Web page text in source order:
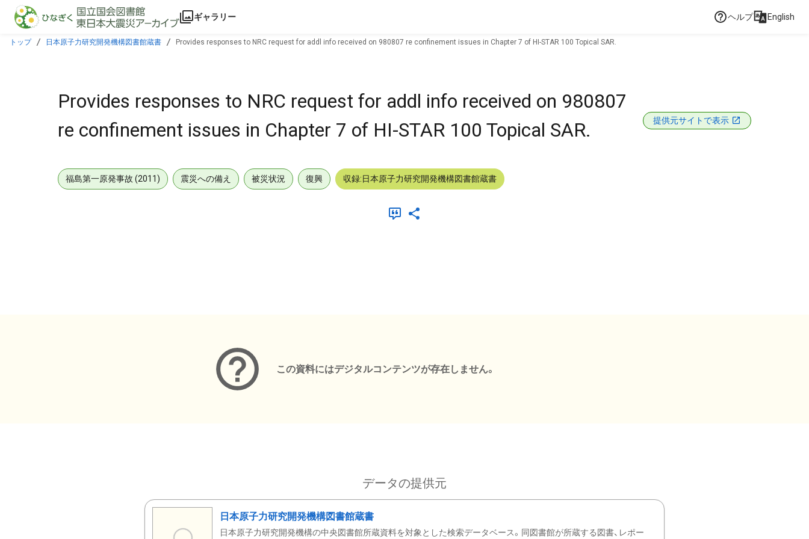
本文に飛ぶ
ギャラリー ヘルプ English
トップ 日本原子力研究開発機構図書館蔵書 Provides responses to NRC request for addl info received on 980807 re confinement issues in Chapter 7 of HI-STAR 100 Topical SAR.
Provides responses to NRC request for addl info received on 980807
re confinement issues in Chapter 7 of HI-STAR 100 Topical SAR.
提供元サイトで表示
福島第一原発事故 (2011) 震災への備え 被災状況 復興 収録:日本原子力研究開発機構図書館蔵書
この資料にはデジタルコンテンツが存在しません。
データの提供元
日本原子力研究開発機構図書館蔵書
日本原子力研究開発機構の中央図書館所蔵資料を対象とした検索データベース。同図書館が所蔵する図書、レポー